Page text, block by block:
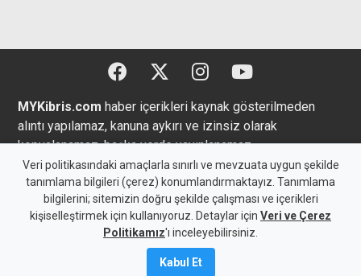
MYKibris.com haber içerikleri kaynak gösterilmeden
alıntı yapılamaz, kanuna aykırı ve izinsiz olarak
kopyalanamaz, başka yerde yayınlanamaz.
Copyright 2026 MYK Yayıncılık Limited’e aittir.
Künye
Veri politikasındaki amaçlarla sınırlı ve mevzuata uygun şekilde
tanımlama bilgileri (çerez) konumlandırmaktayız. Tanımlama
bilgilerini; sitemizin doğru şekilde çalışması ve içerikleri
kişiselleştirmek için kullanıyoruz. Detaylar için Veri ve Çerez
Politikamız'ı inceleyebilirsiniz.
Kabul Et